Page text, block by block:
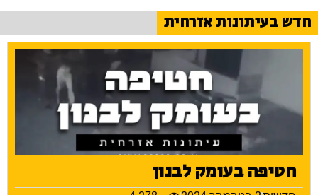
חדש בעיתונות אזרחית
חטיפה בעומק לבנון